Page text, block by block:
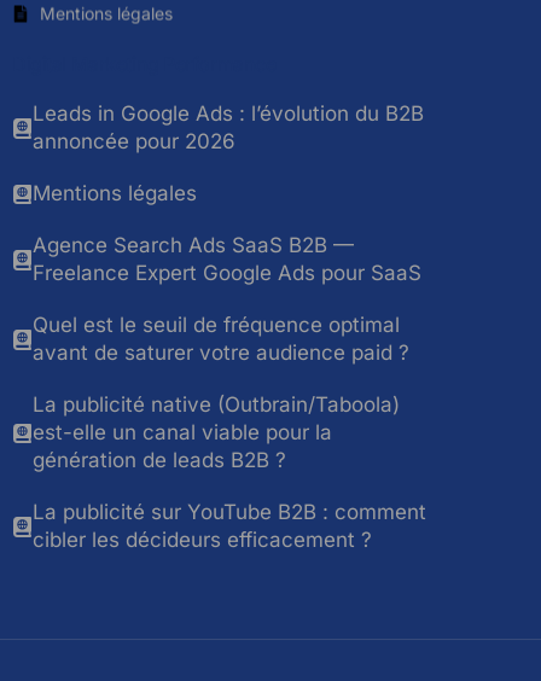
Mentions légales
Leads in Google Ads : l’évolution du B2B
annoncée pour 2026
Mentions légales
Agence Search Ads SaaS B2B —
Freelance Expert Google Ads pour SaaS
Quel est le seuil de fréquence optimal
avant de saturer votre audience paid ?
La publicité native (Outbrain/Taboola)
est-elle un canal viable pour la
génération de leads B2B ?
La publicité sur YouTube B2B : comment
cibler les décideurs efficacement ?